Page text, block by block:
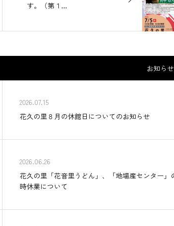
す。（第１...
お知ら
2026.07.15
花久の里８月の休館日についてのお知らせ
2026.06.26
花久の里「花音里うどん」、「地場産センター」
時休業について